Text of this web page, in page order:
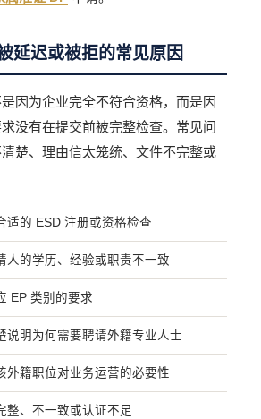
延迟或被拒的常见原因
因为企业完全不符合资格，而是因
没有在提交前被完整检查。常见问
楚、理由信太笼统、文件不完整或
适的 ESD 注册或资格检查
人的学历、经验或职责不一致
EP 类别的要求
说明为何需要聘请外籍专业人士
外籍职位对业务运营的必要性
整、不一致或认证不足